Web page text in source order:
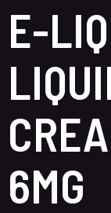
E-
6MG